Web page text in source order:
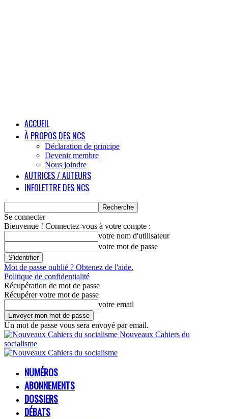
ACCUEIL
À PROPOS DES NCS
Déclaration de principe
Devenir membre
Nous joindre
AUTRICES / AUTEURS
INFOLETTRE DES NCS
Se connecter
Bienvenue ! Connectez-vous à votre compte :
votre nom d'utilisateur
votre mot de passe
Mot de passe oublié ? Obtenez de l'aide.
Politique de confidentialité
Récupération de mot de passe
Récupérer votre mot de passe
votre email
Un mot de passe vous sera envoyé par email.
Nouveaux Cahiers du
socialisme
NUMÉROS
ABONNEMENTS
DOSSIERS
DÉBATS